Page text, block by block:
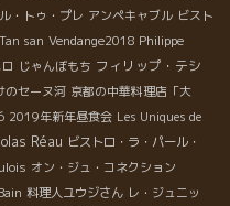
・トゥ・プレ アンペキャブル ビスト
Tan san Vendange2018 Philippe
じゃんぼもち フィリップ・テシ
のセーヌ河 京都の中華料理店「大
2019年新年昼食会 Les Uniques de
Réau ビストロ・ラ・パール・
オン・ジュ・コネクション
料理人ユウジさん レ・ジュニッ